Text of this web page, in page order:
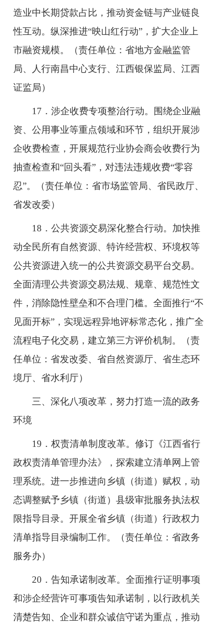
造业中长期贷款占比，推动资金链与产业链良
性互动。纵深推进“映山红行动”，扩大企业上
市融资规模。（责任单位：省地方金融监管
局、人行南昌中心支行、江西银保监局、江西
证监局）
17．涉企收费专项整治行动。围绕企业融
资、公用事业等重点领域和环节，组织开展涉
企收费检查，开展规范行业协会商会收费行为
抽查检查和“回头看”，对违法违规收费“零容
忍”。（责任单位：省市场监管局、省民政厅、
省发改委）
18．公共资源交易深化整合行动。加快推
动全民所有自然资源、特许经营权、环境权等
公共资源进入统一的公共资源交易平台交易。
全面清理公共资源交易法规、规章、规范性文
件，消除隐性壁垒和不合理门槛。全面推行“不
见面开标”，实现远程异地评标常态化，推广全
流程电子化交易，建立第三方评价机制。（责
任单位：省发改委、省自然资源厅、省生态环
境厅、省水利厅）
三、深化八项改革，努力打造一流的政务
环境
19．权责清单制度改革。修订《江西省行
政权责清单管理办法》，探索建立清单网上管
理系统。进一步推进向乡镇（街道）赋权，动
态调整赋予乡镇（街道）县级审批服务执法权
限指导目录。开展全省乡镇（街道）行政权力
清单指导目录编制工作。（责任单位：省政务
服务办）
20．告知承诺制改革。全面推行证明事项
和涉企经营许可事项告知承诺制，以行政机关
清楚告知、企业和群众诚信守诺为重点，推动